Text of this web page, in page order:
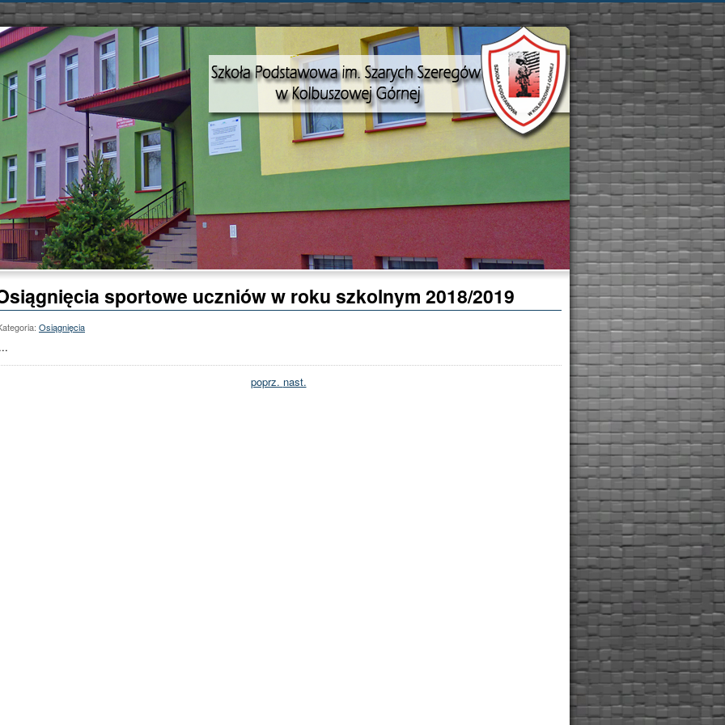
sportowe uczniów w roku szkolnym 2018/2019
Osiągnięcia
poprz. nast.